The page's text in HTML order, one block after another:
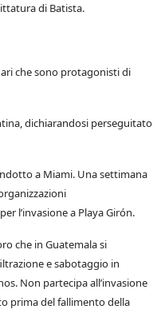
di Batista.
che sono protagonisti di
dichiarandosi perseguitato
a Miami. Una settimana
l’invasione a Playa Girón.
che in Guatemala si
e sabotaggio in
Non partecipa all’invasione
prima del fallimento della